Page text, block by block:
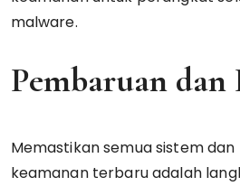
malware.
Pembaruan
Memastikan semua sistem
keamanan terbaru adalah